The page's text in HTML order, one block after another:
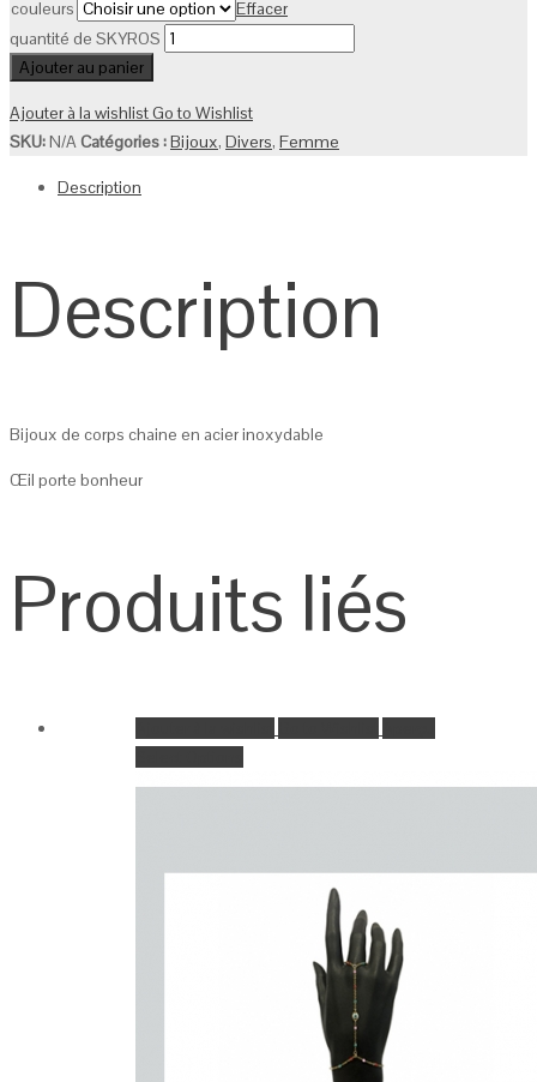
couleurs
Effacer
quantité de SKYROS
Ajouter au panier
Ajouter à la wishlistGo to Wishlist
SKU:N/A Catégories :Bijoux, Divers, Femme
Description
Description
Bijoux de corps chaine en acier inoxydable
Œil porte bonheur
Produits liés